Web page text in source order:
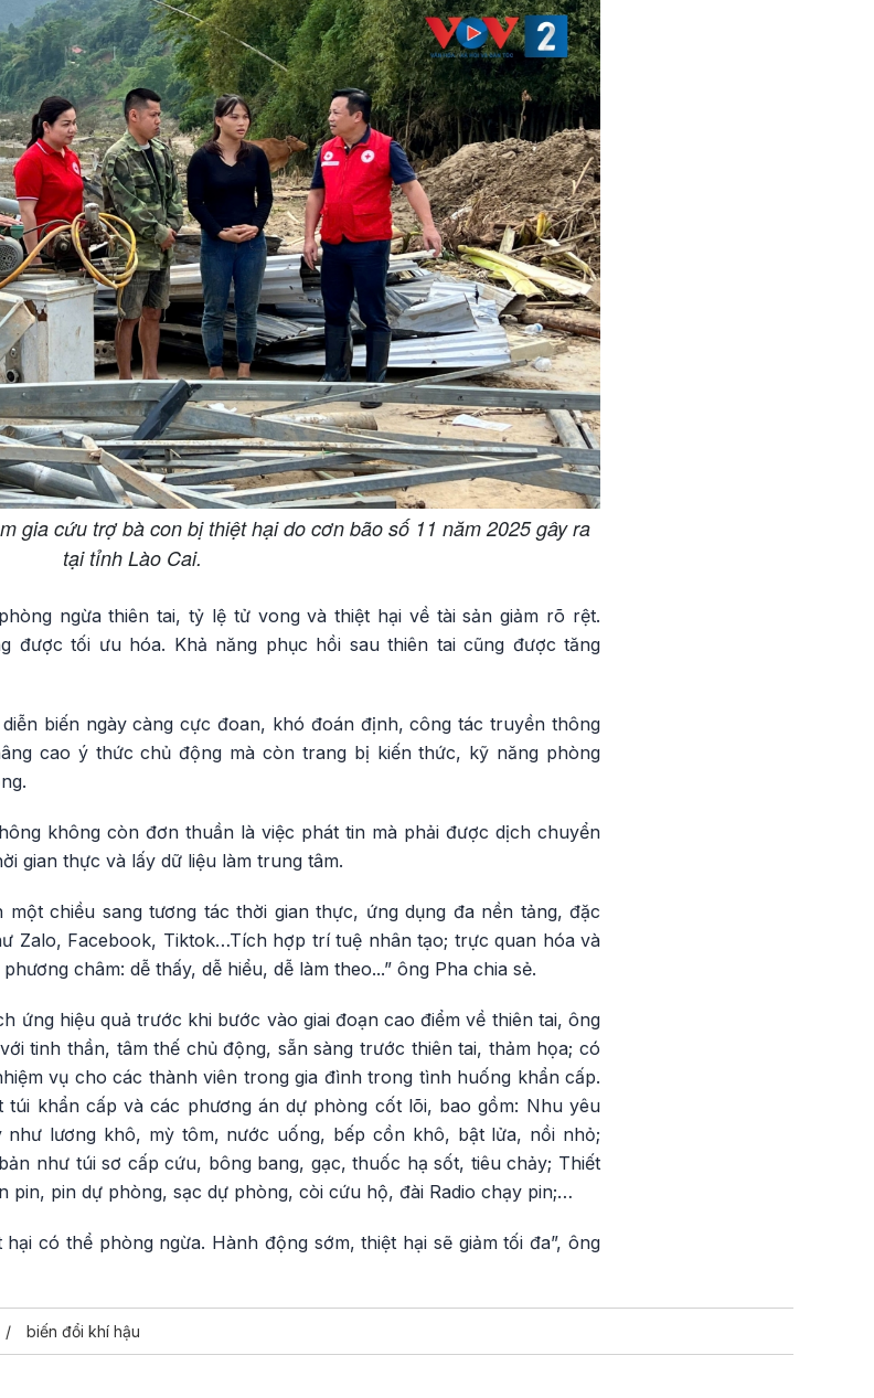
gia cứu trợ bà con bị thiệt hại do cơn bão số 11 năm 2025 gây ra
tại tỉnh Lào Cai.
ngừa thiên tai, tỷ lệ tử vong và thiệt hại về tài sản giảm rõ rệt.
được tối ưu hóa. Khả năng phục hồi sau thiên tai cũng được tăng
biến ngày càng cực đoan, khó đoán định, công tác truyền thông
cao ý thức chủ động mà còn trang bị kiến thức, kỹ năng phòng
không còn đơn thuần là việc phát tin mà phải được dịch chuyển
gian thực và lấy dữ liệu làm trung tâm.
chiều sang tương tác thời gian thực, ứng dụng đa nền tảng, đặc
Zalo, Facebook, Tiktok…Tích hợp trí tuệ nhân tạo; trực quan hóa và
châm: dễ thấy, dễ hiểu, dễ làm theo...” ông Pha chia sẻ.
ứng hiệu quả trước khi bước vào giai đoạn cao điểm về thiên tai, ông
tinh thần, tâm thế chủ động, sẵn sàng trước thiên tai, thảm họa; có
vụ cho các thành viên trong gia đình trong tình huống khẩn cấp.
khẩn cấp và các phương án dự phòng cốt lõi, bao gồm: Nhu yêu
lương khô, mỳ tôm, nước uống, bếp cồn khô, bật lửa, nồi nhỏ;
như túi sơ cấp cứu, bông bang, gạc, thuốc hạ sốt, tiêu chảy; Thiết
pin, pin dự phòng, sạc dự phòng, còi cứu hộ, đài Radio chạy pin;…
có thể phòng ngừa. Hành động sớm, thiệt hại sẽ giảm tối đa”, ông
biến đổi khí hậu